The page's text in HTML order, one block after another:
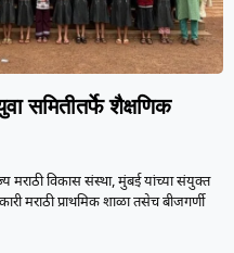
समितीतर्फे शैक्षणिक
मराठी विकास संस्था, मुंबई यांच्या संयुक्त
मराठी प्राथमिक शाळा तसेच बीजगर्णी